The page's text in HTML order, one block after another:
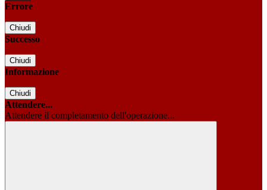
Errore
Chiudi
Successo
Chiudi
Informazione
Chiudi
Attendere...
Attendere il completamento dell'operazione...